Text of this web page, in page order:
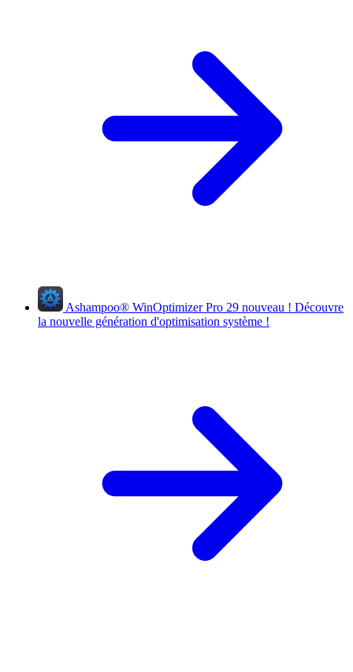
Ashampoo® WinOptimizer Pro 29 nouveau ! Découvre
la nouvelle génération d'optimisation système !